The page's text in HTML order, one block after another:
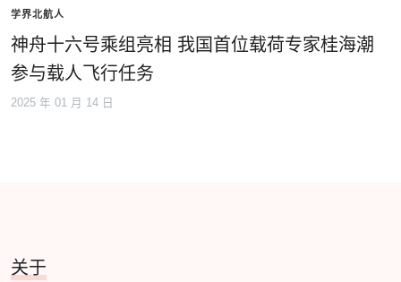
学界北航人
神舟十六号乘组亮相 我国首位载荷专家桂海潮
参与载人飞行任务
2025 年 01 月 14 日
关于